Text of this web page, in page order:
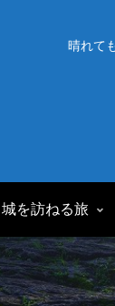
晴れて
を訪ねる旅